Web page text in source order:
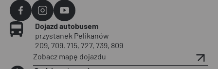
Agvo
Facebook
Agvo
Instagram
Agvo
YouTube
Dojazd autobusem
przystanek Pelikanów
209, 709, 715, 727, 739, 809
Zobacz mapę dojazdu